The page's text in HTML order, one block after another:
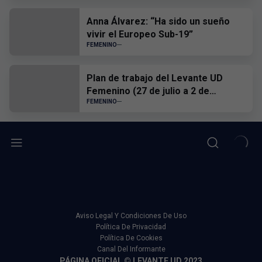
Anna Álvarez: “Ha sido un sueño
vivir el Europeo Sub-19”
FEMENINO
Plan de trabajo del Levante UD
Femenino (27 de julio a 2 de
agosto)
FEMENINO
Aviso Legal Y Condiciones De Uso
Política De Privacidad
Política De Cookies
Canal Del Informante